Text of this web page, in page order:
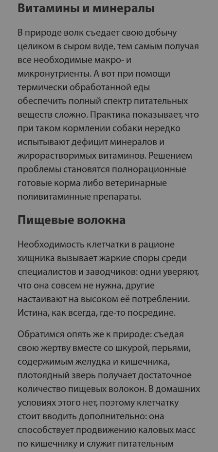
Витамины и минералы
В природе волк съедает свою добычу
целиком в сыром виде, тем самым получая
все необходимые макро- и
микронутриенты. А вот при помощи
термически обработанной еды
обеспечить полный спектр питательных
веществ сложно. Практика показывает, что
при таком кормлении собаки нередко
испытывают дефицит минералов и
жирорастворимых витаминов. Решением
проблемы становятся полнорационные
готовые корма либо ветеринарные
поливитаминные препараты.
Пищевые волокна
Необходимость клетчатки в рационе
хищника вызывает жаркие споры среди
специалистов и заводчиков: одни уверяют,
что она совсем не нужна, другие
настаивают на высоком её потреблении.
Истина, как всегда, где-то посредине.
Обратимся опять же к природе: съедая
свою жертву вместе со шкурой, перьями,
содержимым желудка и кишечника,
плотоядный зверь получает достаточное
количество пищевых волокон. В домашних
условиях этого нет, поэтому клетчатку
стоит вводить дополнительно: она
способствует продвижению каловых масс
по кишечнику и служит питательным